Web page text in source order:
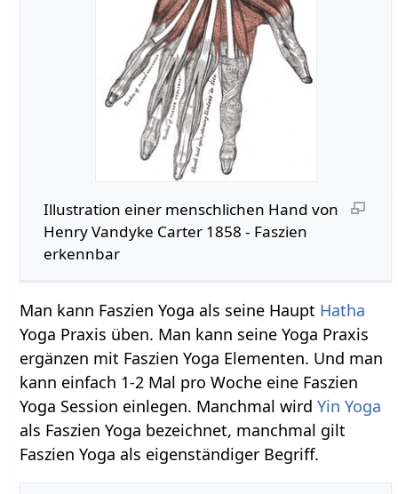
Illustration einer menschlichen Hand von
Henry Vandyke Carter 1858 - Faszien
erkennbar
Man kann Faszien Yoga als seine Haupt Hatha
Yoga Praxis üben. Man kann seine Yoga Praxis
ergänzen mit Faszien Yoga Elementen. Und man
kann einfach 1-2 Mal pro Woche eine Faszien
Yoga Session einlegen. Manchmal wirdYin Yoga
als Faszien Yoga bezeichnet, manchmal gilt
Faszien Yoga als eigenständiger Begriff.